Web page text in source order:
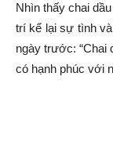
Nhìn thấy chai
trí kể lại sự tình
ngày trước: “Chai
có hạnh phúc với